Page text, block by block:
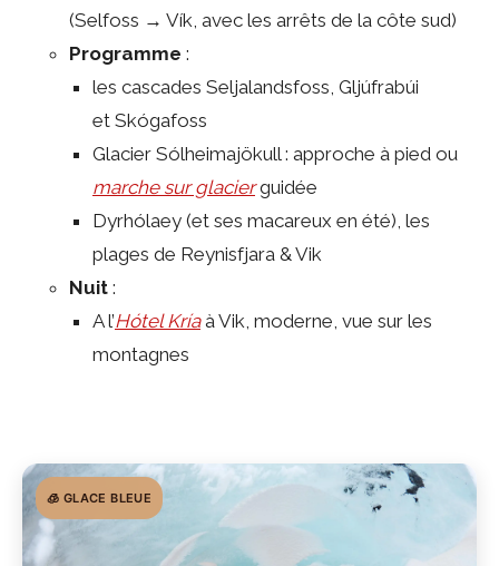
(Selfoss → Vík, avec les arrêts de la côte sud)
Programme :
les cascades Seljalandsfoss, Gljúfrabúi
et Skógafoss
Glacier Sólheimajökull : approche à pied ou
marche sur glacierguidée
Dyrhólaey (et ses macareux en été), les
plages de Reynisfjara & Vik
Nuit :
A l’Hótel Kríaà Vik, moderne, vue sur les
montagnes
🧊 GLACE BLEUE